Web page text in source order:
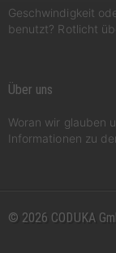
Geschwindigkeit
benutzt? Rotlicht
Über uns
Woran wir glauben
Informationen zu
© 2026 CODUKA